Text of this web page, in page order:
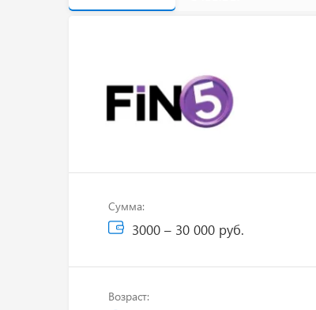
Сумма:
3000 – 30 000 руб.
Возраст: